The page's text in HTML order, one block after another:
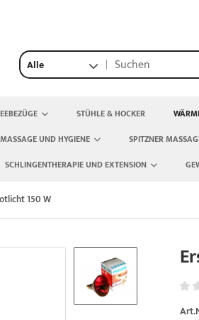
Alle
STÜHLE & HOCKER
UND HYGIENE SPITZNER
SCHLINGENTHERAPIE UND EXTENSION
150 W